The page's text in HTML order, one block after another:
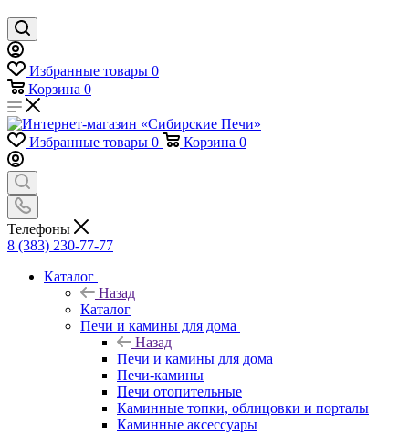
Избранные товары 0
Корзина 0
Избранные товары 0 Корзина 0
Телефоны
8 (383) 230-77-77
Каталог
Назад
Каталог
Печи и камины для дома
Назад
Печи и камины для дома
Печи-камины
Печи отопительные
Каминные топки, облицовки и порталы
Каминные аксессуары